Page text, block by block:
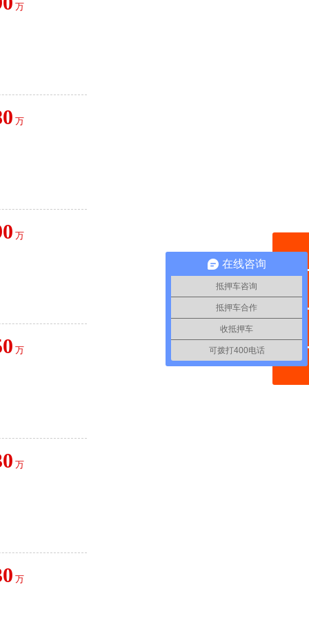
万
万
万
万
万
万
在线咨询
抵押车咨询
抵押车合作
收抵押车
可拨打400电话